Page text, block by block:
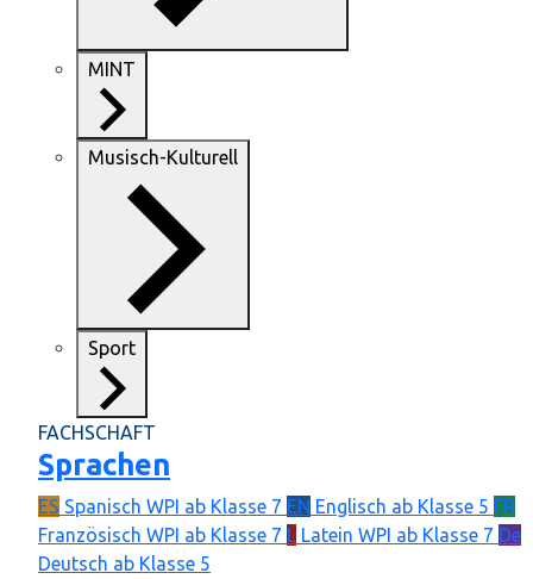
MINT
Musisch-Kulturell
Sport
FACHSCHAFT
Sprachen
ES Spanisch WPI ab Klasse 7 EN Englisch ab Klasse 5 FR
Französisch WPI ab Klasse 7 L Latein WPI ab Klasse 7 De
Deutsch ab Klasse 5